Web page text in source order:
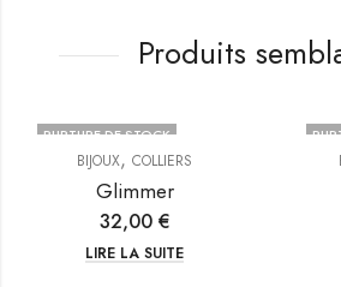
Produits
RUPTURE DE STOCK
BIJOUX, COLLIERS
Glimmer
32,00 €
LIRE LA SUITE